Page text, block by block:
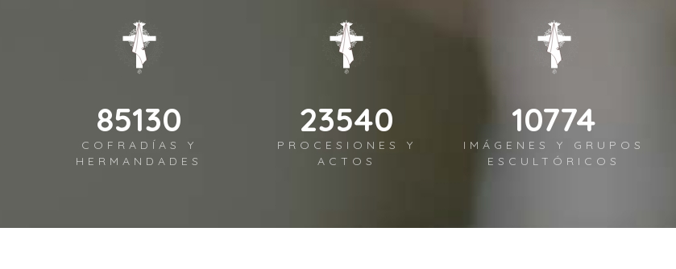
102156
COFRADÍAS Y
HERMANDADES
28248
PROCESIONES Y
ACTOS
12929
IMÁGENES Y GRUPOS
ESCULTÓRICOS